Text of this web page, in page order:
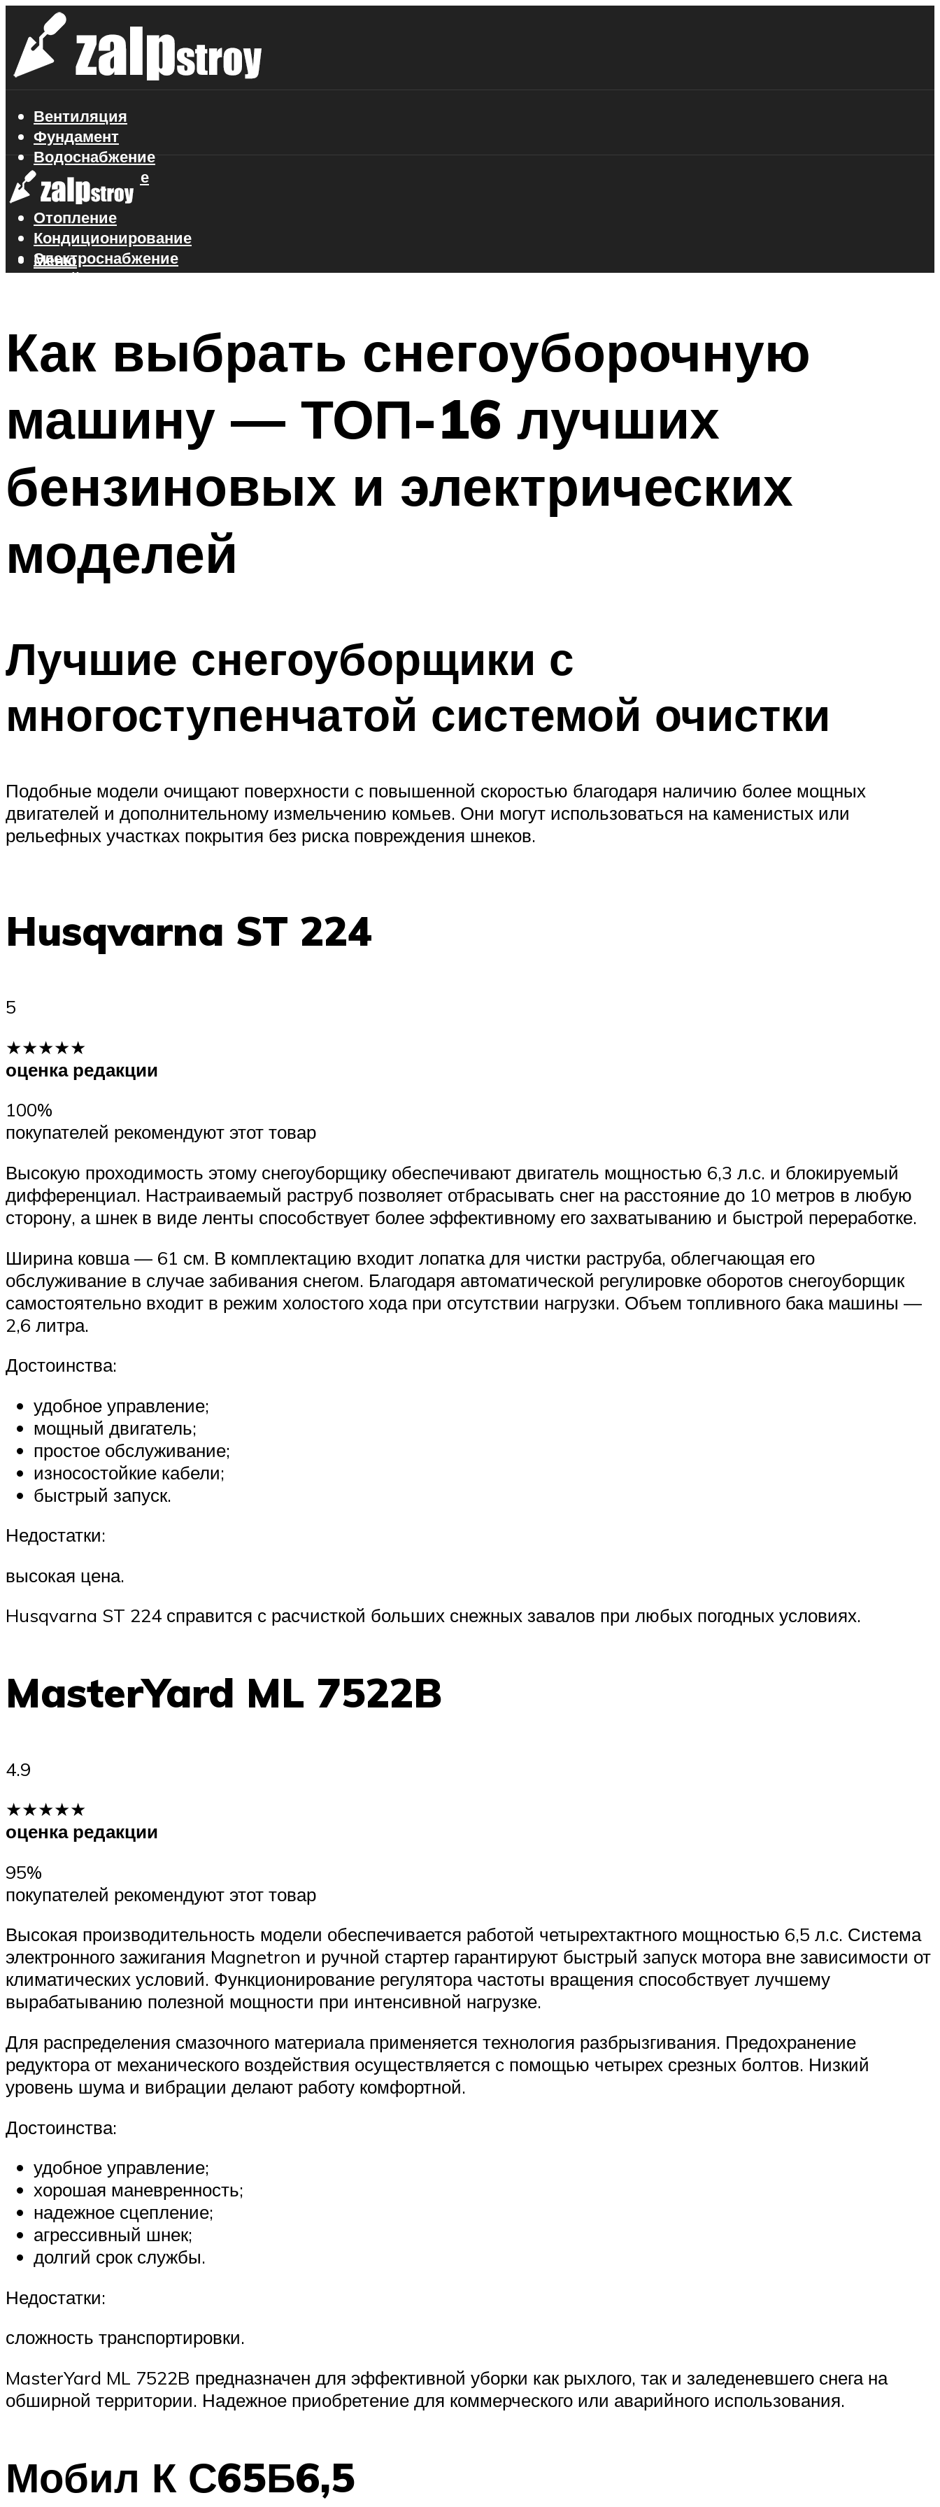
Вентиляция
Фундамент
Водоснабжение
Газоснабжение
Канализация
Отопление
Кондиционирование
Электроснабжение
Стройматериалы
Меню
Как выбрать снегоуборочную
машину — ТОП-16 лучших
бензиновых и электрических
моделей
Лучшие снегоуборщики с
многоступенчатой системой очистки
Подобные модели очищают поверхности с повышенной скоростью благодаря наличию более мощных
двигателей и дополнительному измельчению комьев. Они могут использоваться на каменистых или
рельефных участках покрытия без риска повреждения шнеков.
Husqvarna ST 224
5
★★★★★
оценка редакции
100%
покупателей рекомендуют этот товар
Высокую проходимость этому снегоуборщику обеспечивают двигатель мощностью 6,3 л.с. и блокируемый
дифференциал. Настраиваемый раструб позволяет отбрасывать снег на расстояние до 10 метров в любую
сторону, а шнек в виде ленты способствует более эффективному его захватыванию и быстрой переработке.
Ширина ковша — 61 см. В комплектацию входит лопатка для чистки раструба, облегчающая его
обслуживание в случае забивания снегом. Благодаря автоматической регулировке оборотов снегоуборщик
самостоятельно входит в режим холостого хода при отсутствии нагрузки. Объем топливного бака машины —
2,6 литра.
Достоинства:
удобное управление;
мощный двигатель;
простое обслуживание;
износостойкие кабели;
быстрый запуск.
Недостатки:
высокая цена.
Husqvarna ST 224 справится с расчисткой больших снежных завалов при любых погодных условиях.
MasterYard ML 7522B
4.9
★★★★★
оценка редакции
95%
покупателей рекомендуют этот товар
Высокая производительность модели обеспечивается работой четырехтактного мощностью 6,5 л.с. Система
электронного зажигания Magnetron и ручной стартер гарантируют быстрый запуск мотора вне зависимости от
климатических условий. Функционирование регулятора частоты вращения способствует лучшему
вырабатыванию полезной мощности при интенсивной нагрузке.
Для распределения смазочного материала применяется технология разбрызгивания. Предохранение
редуктора от механического воздействия осуществляется с помощью четырех срезных болтов. Низкий
уровень шума и вибрации делают работу комфортной.
Достоинства:
удобное управление;
хорошая маневренность;
надежное сцепление;
агрессивный шнек;
долгий срок службы.
Недостатки:
сложность транспортировки.
MasterYard ML 7522B предназначен для эффективной уборки как рыхлого, так и заледеневшего снега на
обширной территории. Надежное приобретение для коммерческого или аварийного использования.
Мобил К С65Б6,5